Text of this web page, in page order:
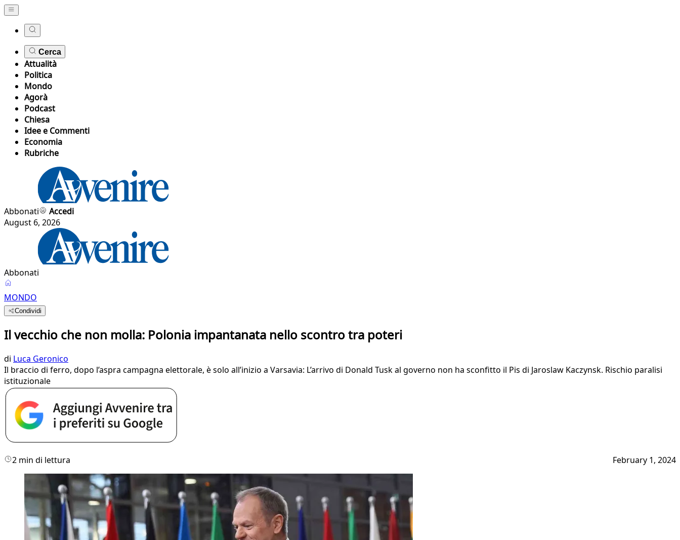
Cerca
Attualità
Politica
Mondo
Agorà
Podcast
Chiesa
Idee e Commenti
Economia
Rubriche
Abbonati
Accedi
August 6, 2026
Abbonati
MONDO
Condividi
Il vecchio che non molla: Polonia impantanata nello scontro tra poteri
di Luca Geronico
Il braccio di ferro, dopo l’aspra campagna elettorale, è solo all’inizio a Varsavia: L’arrivo di Donald Tusk al governo non ha sconfitto il Pis di Jaroslaw Kaczynsk. Rischio paralisi
istituzionale
2 min di lettura February 1, 2024